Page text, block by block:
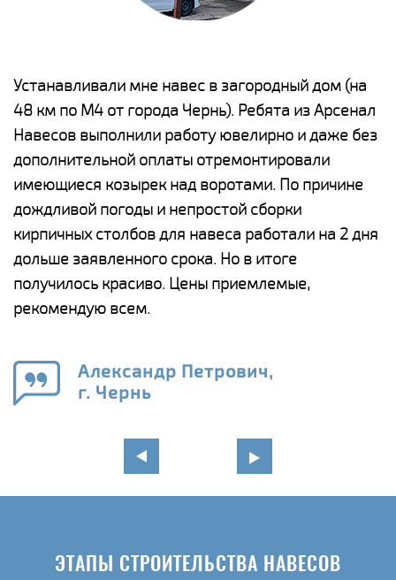
Устанавливали мне навес в загородный дом (на
48 км по М4 от города Чернь). Ребята из Арсенал
Навесов выполнили работу ювелирно и даже без
дополнительной оплаты отремонтировали
имеющиеся козырек над воротами. По причине
дождливой погоды и непростой сборки
кирпичных столбов для навеса работали на 2 дня
дольше заявленного срока. Но в итоге
получилось красиво. Цены приемлемые,
рекомендую всем.
Александр Петрович,
г. Чернь
ЭТАПЫ СТРОИТЕЛЬСТВА НАВЕСОВ